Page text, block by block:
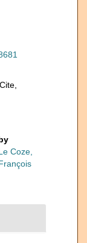
Coze,